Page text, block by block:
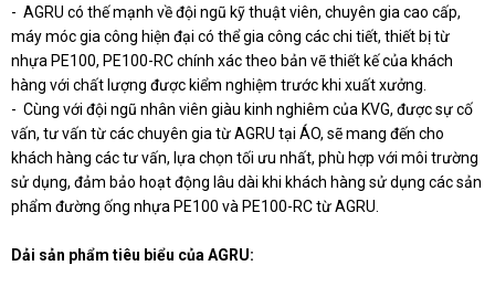
- AGRU có thế mạnh về đội ngũ kỹ thuật viên, chuyên gia cao cấp,
máy móc gia công hiện đại có thể gia công các chi tiết, thiết bị từ
nhựa PE100, PE100-RC chính xác theo bản vẽ thiết kế của khách
hàng với chất lượng được kiểm nghiệm trước khi xuất xưởng.
- Cùng với đội ngũ nhân viên giàu kinh nghiêm của KVG, được sự cố
vấn, tư vấn từ các chuyên gia từ AGRU tại ÁO, sẽ mang đến cho
khách hàng các tư vấn, lựa chọn tối ưu nhất, phù hợp với môi trường
sử dụng, đảm bảo hoạt động lâu dài khi khách hàng sử dụng các sản
phẩm đường ống nhựa PE100 và PE100-RC từ AGRU.
Dải sản phẩm tiêu biểu của AGRU: